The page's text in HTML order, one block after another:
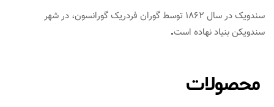
سندویک در سال ۱۸۶۲ توسط گوران فردریک گورانسون، در شهر
سندویکن بنیاد نهاده است.
محصولات